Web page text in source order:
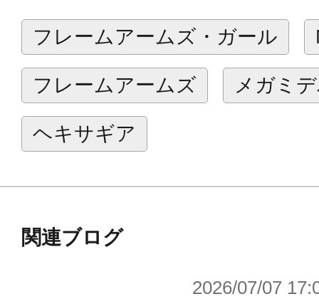
野生体 アーマー 一式(1)
バーサークフューラー素体 アーマー
バーサークフューラー アーマー 一式
ハンガーフレーム(1)
ディスプレイ台座(1)
パイロットフィギュア(1)
取扱説明書(1)
※画像は試作品の為、最終仕様と形
フレームアームズ・ガール
フレームアームズ メガミ
ヘキサギア
関連ブログ
2026/07/07